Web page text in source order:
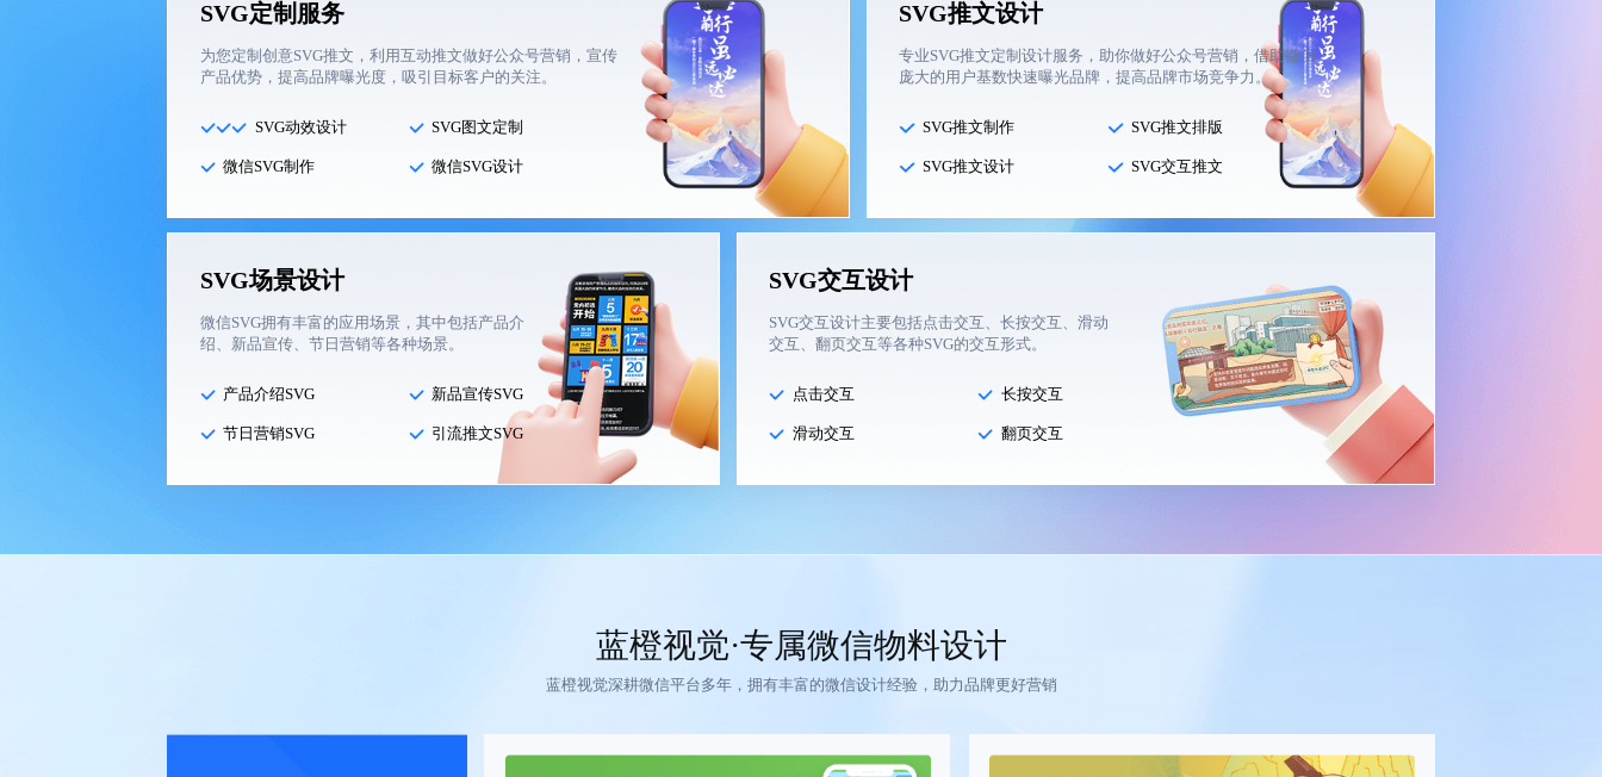
SVG定制服务
为您定制创意SVG推文，利用互动推文做好公众号营销，宣传
产品优势，提高品牌曝光度，吸引目标客户的关注。
SVG动效设计 SVG图文定制
微信SVG制作 微信SVG设计
SVG推文设计
专业SVG推文定制设计服务，助你做好公众号营销，借助微信
庞大的用户基数快速曝光品牌，提高品牌市场竞争力。
SVG推文制作 SVG推文排版
SVG推文设计 SVG交互推文
SVG场景设计
微信SVG拥有丰富的应用场景，其中包括产品介
绍、新品宣传、节日营销等各种场景。
产品介绍SVG 新品宣传SVG
节日营销SVG 引流推文SVG
SVG交互设计
SVG交互设计主要包括点击交互、长按交互、滑动
交互、翻页交互等各种SVG的交互形式。
点击交互 长按交互
滑动交互 翻页交互
蓝橙视觉·专属微信物料设计
蓝橙视觉深耕微信平台多年，拥有丰富的微信设计经验，助力品牌更好营销